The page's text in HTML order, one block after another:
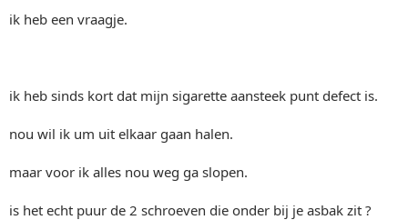
r
ik heb een vraagje.
ik heb sinds kort dat mijn sigarette aansteek punt defect is.
nou wil ik um uit elkaar gaan halen.
maar voor ik alles nou weg ga slopen.
is het echt puur de 2 schroeven die onder bij je asbak zit ?